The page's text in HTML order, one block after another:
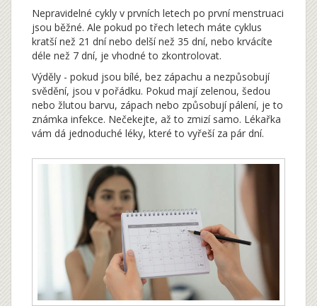
Nepravidelné cykly v prvních letech po první menstruaci
jsou běžné. Ale pokud po třech letech máte cyklus
kratší než 21 dní nebo delší než 35 dní, nebo krvácíte
déle než 7 dní, je vhodné to zkontrolovat.
Výděly - pokud jsou bílé, bez zápachu a nezpůsobují
svědění, jsou v pořádku. Pokud mají zelenou, šedou
nebo žlutou barvu, zápach nebo způsobují pálení, je to
známka infekce. Nečekejte, až to zmizí samo. Lékařka
vám dá jednoduché léky, které to vyřeší za pár dní.